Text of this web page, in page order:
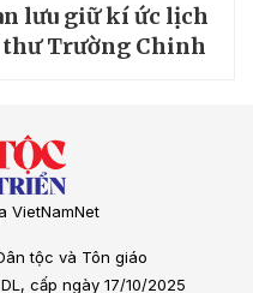
lưu giữ kí ức lịch
thư Trường Chinh
VietNamNet
tộc và Tôn giáo
cấp ngày 17/10/2025